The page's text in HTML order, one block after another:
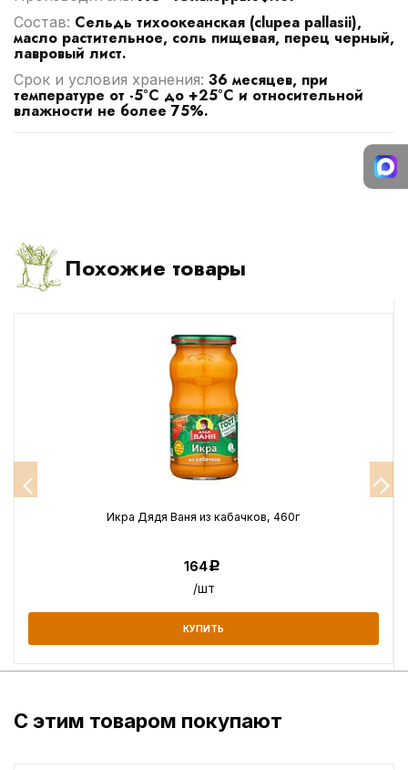
Cостав: Сельдь тихоокеанская (clupea pallasii),
масло растительное, соль пищевая, перец черный,
лавровый лист.
Срок и условия хранения: 36 месяцев, при
температуре от -5°С до +25°С и относительной
влажности не более 75%.
Похожие товары
Икра Дядя Ваня из кабачков, 460г
164Р
/шт
КУПИТЬ
С этим товаром покупают